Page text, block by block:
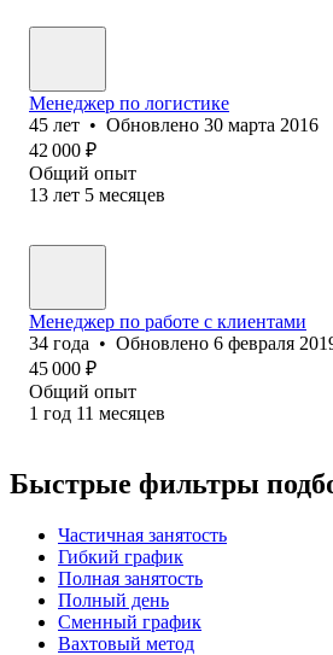
Менеджер по логистике
45 лет • Обновлено 30 марта 2016
42 000 ₽
Общий опыт
13 лет 5 месяцев
Менеджер по работе с клиентами
34 года • Обновлено 6 февраля
45 000 ₽
Общий опыт
1 год 11 месяцев
Быстрые фильтры
Частичная занятость
Гибкий график
Полная занятость
Полный день
Сменный график
Вахтовый метод